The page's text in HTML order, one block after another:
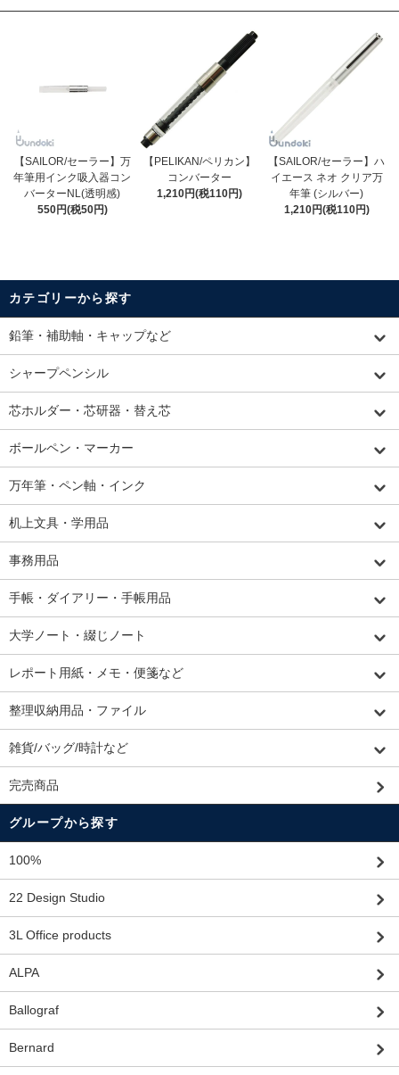
【SAILOR/セーラー】万
年筆用インク吸入器コン
バーターNL(透明感)
550円(税50円)
【PELIKAN/ペリカン】
コンバーター
1,210円(税110円)
【SAILOR/セーラー】ハ
イエース ネオ クリア万
年筆 (シルバー)
1,210円(税110円)
カテゴリーから探す
鉛筆・補助軸・キャップなど
シャープペンシル
芯ホルダー・芯研器・替え芯
ボールペン・マーカー
万年筆・ペン軸・インク
机上文具・学用品
事務用品
手帳・ダイアリー・手帳用品
大学ノート・綴じノート
レポート用紙・メモ・便箋など
整理収納用品・ファイル
雑貨/バッグ/時計など
完売商品
グループから探す
100%
22 Design Studio
3L Office products
ALPA
Ballograf
Bernard